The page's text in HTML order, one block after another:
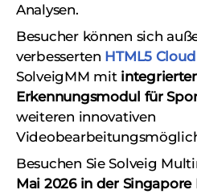
Analysen.
Besucher können sich
verbesserten HTML5
SolveigMM mit
Erkennungsmodul für
weiteren innovativen
Besuchen Sie Solveig
Mai 2026 in der Singapore